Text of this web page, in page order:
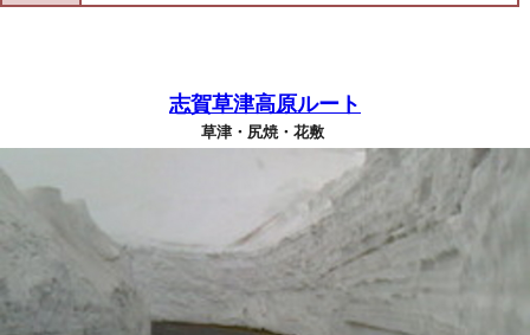
志賀草津高原ルート
草津・尻焼・花敷